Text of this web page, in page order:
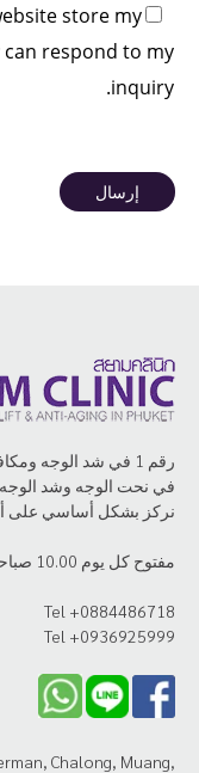
store my
respond to my
inquiry.
إرسال
رقم 1 في شد الوجه
في نحت الوجه وشد
نركز بشكل أساسي على
مفتوح كل يوم 10.00 صباحا - 08.00 مساءا
Tel +0884486718
Tel +0936925999
Chalong, Muang,